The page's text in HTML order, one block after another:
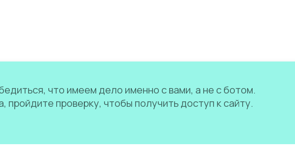
что имеем дело именно с вами, а не с ботом.
пройдите проверку, чтобы получить доступ к сайту.